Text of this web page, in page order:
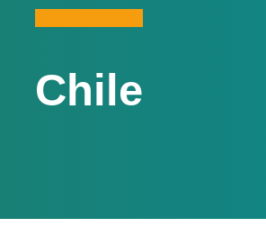
Chile